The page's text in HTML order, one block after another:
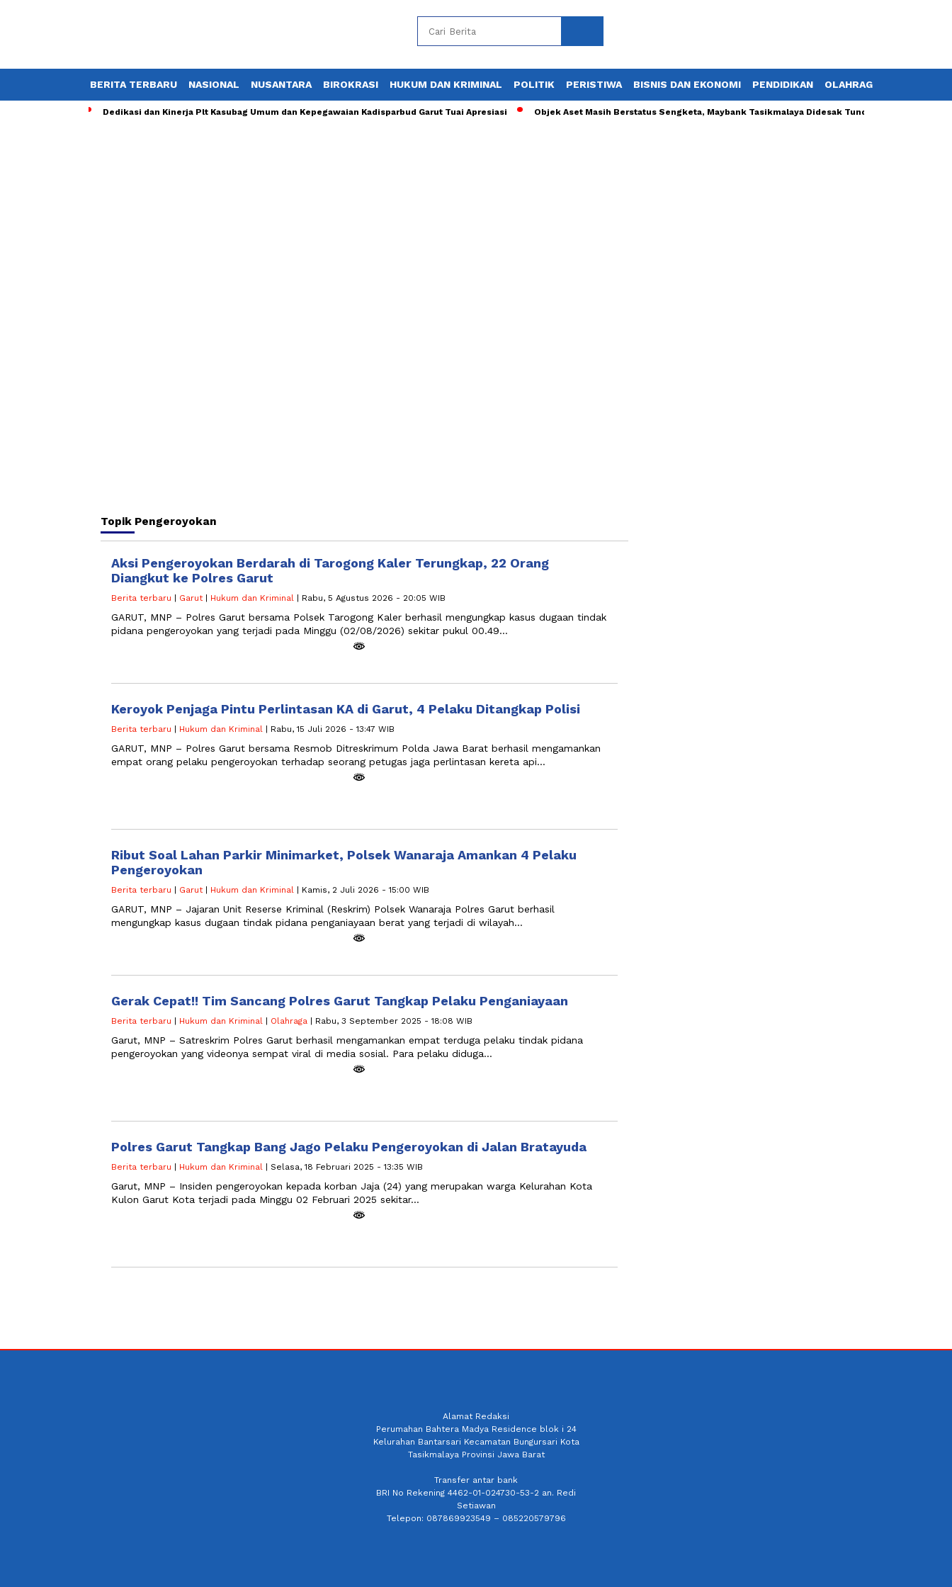
BERITA TERBARU NASIONAL NUSANTARA BIROKRASI HUKUM DAN KRIMINAL POLITIK PERISTIWA BISNIS DAN EKONOMI PENDIDIKAN OLAHRAGA
Dedikasi dan Kinerja Plt Kasubag Umum dan Kepegawaian Kadisparbud Garut Tuai Apresiasi Objek Aset Masih Berstatus Sengketa, Maybank Tasikmalaya Didesak Tunda Proses Lelang
Topik Pengeroyokan
Aksi Pengeroyokan Berdarah di Tarogong Kaler Terungkap, 22 Orang
Diangkut ke Polres Garut
Berita terbaru | Garut| Hukum dan Kriminal | Rabu, 5 Agustus 2026 - 20:05 WIB
GARUT, MNP – Polres Garut bersama Polsek Tarogong Kaler berhasil mengungkap kasus dugaan tindak
pidana pengeroyokan yang terjadi pada Minggu (02/08/2026) sekitar pukul 00.49…
Keroyok Penjaga Pintu Perlintasan KA di Garut, 4 Pelaku Ditangkap Polisi
Berita terbaru | Hukum dan Kriminal | Rabu, 15 Juli 2026 - 13:47 WIB
GARUT, MNP – Polres Garut bersama Resmob Ditreskrimum Polda Jawa Barat berhasil mengamankan
empat orang pelaku pengeroyokan terhadap seorang petugas jaga perlintasan kereta api…
Ribut Soal Lahan Parkir Minimarket, Polsek Wanaraja Amankan 4 Pelaku
Pengeroyokan
Berita terbaru | Garut| Hukum dan Kriminal | Kamis, 2 Juli 2026 - 15:00 WIB
GARUT, MNP – Jajaran Unit Reserse Kriminal (Reskrim) Polsek Wanaraja Polres Garut berhasil
mengungkap kasus dugaan tindak pidana penganiayaan berat yang terjadi di wilayah…
Gerak Cepat!! Tim Sancang Polres Garut Tangkap Pelaku Penganiayaan
Berita terbaru | Hukum dan Kriminal | Olahraga | Rabu, 3 September 2025 - 18:08 WIB
Garut, MNP – Satreskrim Polres Garut berhasil mengamankan empat terduga pelaku tindak pidana
pengeroyokan yang videonya sempat viral di media sosial. Para pelaku diduga…
Polres Garut Tangkap Bang Jago Pelaku Pengeroyokan di Jalan Bratayuda
Berita terbaru | Hukum dan Kriminal | Selasa, 18 Februari 2025 - 13:35 WIB
Garut, MNP – Insiden pengeroyokan kepada korban Jaja (24) yang merupakan warga Kelurahan Kota
Kulon Garut Kota terjadi pada Minggu 02 Februari 2025 sekitar…
Alamat Redaksi
Perumahan Bahtera Madya Residence blok i 24
Kelurahan Bantarsari Kecamatan Bungursari Kota
Tasikmalaya Provinsi Jawa Barat
Transfer antar bank
BRI No Rekening 4462-01-024730-53-2 an. Redi
Setiawan
Telepon: 087869923549 – 085220579796